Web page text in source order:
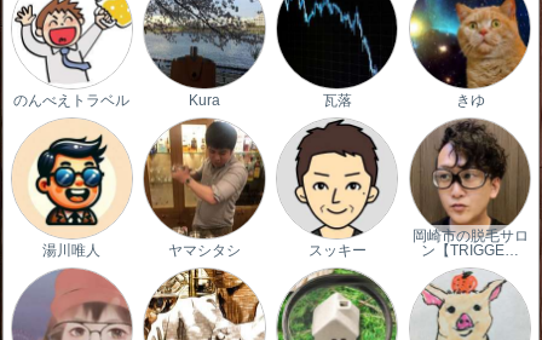
のんべえトラベル Kura 瓦落 きゆ
湯川唯人 ヤマシタシ スッキー
岡崎市の脱毛サロ
ン【TRIGGE…